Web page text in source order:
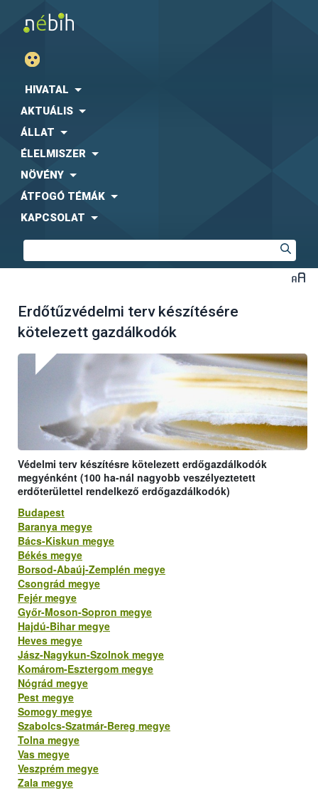
HIVATAL
AKTUÁLIS
ÁLLAT
ÉLELMISZER
NÖVÉNY
ÁTFOGÓ TÉMÁK
KAPCSOLAT
Erdőtűzvédelmi terv készítésére
kötelezett gazdálkodók
Védelmi terv készítésre kötelezett erdőgazdálkodók
megyénként (100 ha-nál nagyobb veszélyeztetett
erdőterülettel rendelkező erdőgazdálkodók)
Budapest
Baranya megye
Bács-Kiskun megye
Békés megye
Borsod-Abaúj-Zemplén megye
Csongrád megye
Fejér megye
Győr-Moson-Sopron megye
Hajdú-Bihar megye
Heves megye
Jász-Nagykun-Szolnok megye
Komárom-Esztergom megye
Nógrád megye
Pest megye
Somogy megye
Szabolcs-Szatmár-Bereg megye
Tolna megye
Vas megye
Veszprém megye
Zala megye